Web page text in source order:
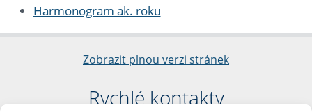
Harmonogram ak. roku
Zobrazit plnou verzi stránek
Rychlé kontakty